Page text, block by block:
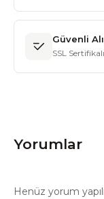
Güvenli
SSL
Yorumlar
Henüz yorum